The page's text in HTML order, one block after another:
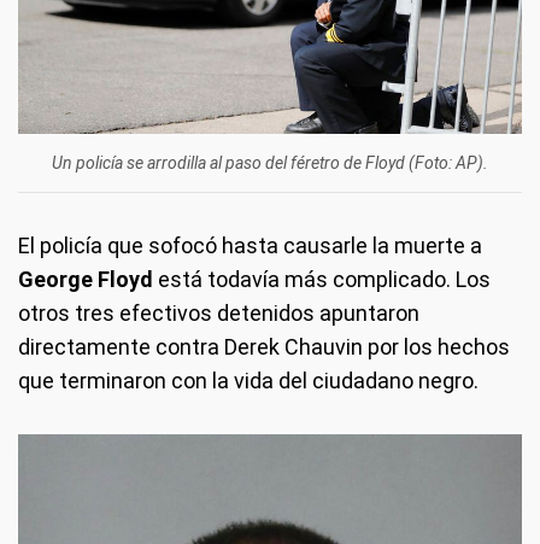
Un policía se arrodilla al paso del féretro de Floyd (Foto: AP).
El policía que sofocó hasta causarle la muerte a
George Floyd está todavía más complicado. Los
otros tres efectivos detenidos apuntaron
directamente contra Derek Chauvin por los hechos
que terminaron con la vida del ciudadano negro.